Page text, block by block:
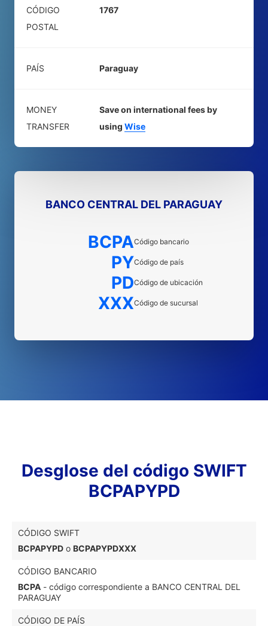
CÓDIGO
POSTAL
1767
PAÍS Paraguay
MONEY
TRANSFER
Save on international fees by
using Wise
BANCO CENTRAL DEL PARAGUAY
BCPACódigo bancario
PYCódigo de país
PDCódigo de ubicación
XXXCódigo de sucursal
Desglose del código SWIFT
BCPAPYPD
CÓDIGO SWIFT
BCPAPYPD o BCPAPYPDXXX
CÓDIGO BANCARIO
BCPA - código correspondiente a BANCO CENTRAL DEL
PARAGUAY
CÓDIGO DE PAÍS